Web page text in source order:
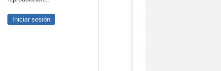
Iniciar sesión